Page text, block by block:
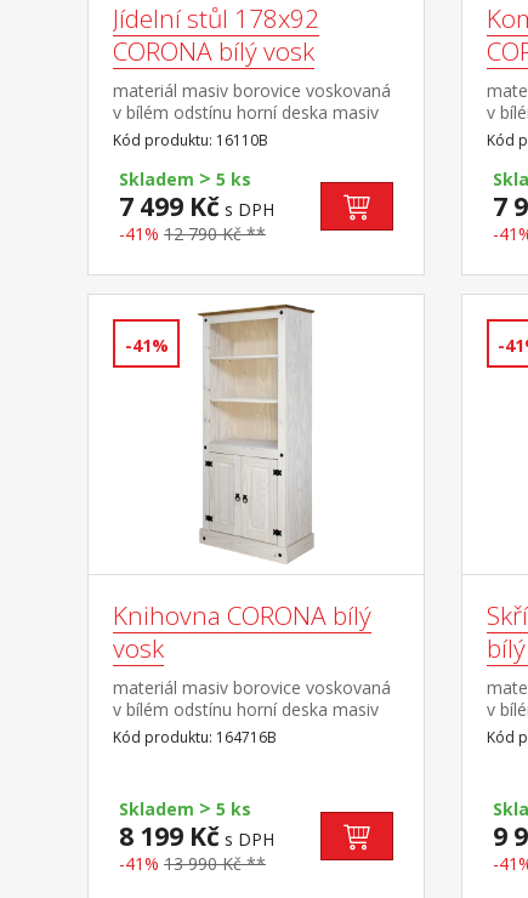
Jídelní stůl 178x92
CORONA bílý vosk
materiál masiv borovice voskovaná
v bílém odstínu horní deska masiv
borovice voskovaná v medovém
odstínu součást sestavy Corona bílá
Kód produktu: 16110B
Skladem > 5 ks
7 499 Kč s DPH
-41% 12 790 Kč **
v
Kód
7
-
-41%
Knihovna CORONA bílý
vosk
materiál masiv borovice voskovaná
v bílém odstínu horní deska masiv
borovice voskovaná v medovém
odstínu 2 police, 2 dvířka, kovové
Corona bílá
Kód produktu: 164716B
Skladem > 5 ks
8 199 Kč s DPH
-41% 13 990 Kč **
-
v
Kód
9
-